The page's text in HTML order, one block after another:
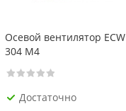
Осевой вентилятор ECW
304 M4
Достаточно